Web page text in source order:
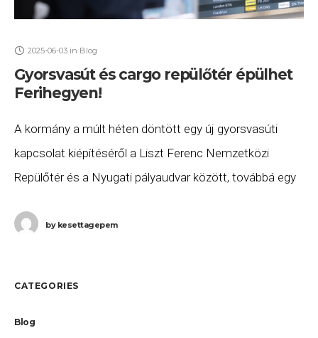
2025-06-03 in Blog
Gyorsvasút és cargo repülőtér épülhet
Ferihegyen!
A kormány a múlt héten döntött egy új gyorsvasúti
kapcsolat kiépítéséről a Liszt Ferenc Nemzetközi
Repülőtér és a Nyugati pályaudvar között, továbbá egy
koncessziós
bykesettagepem
CATEGORIES
Blog